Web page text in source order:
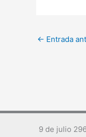
← Entrada
9 de julio